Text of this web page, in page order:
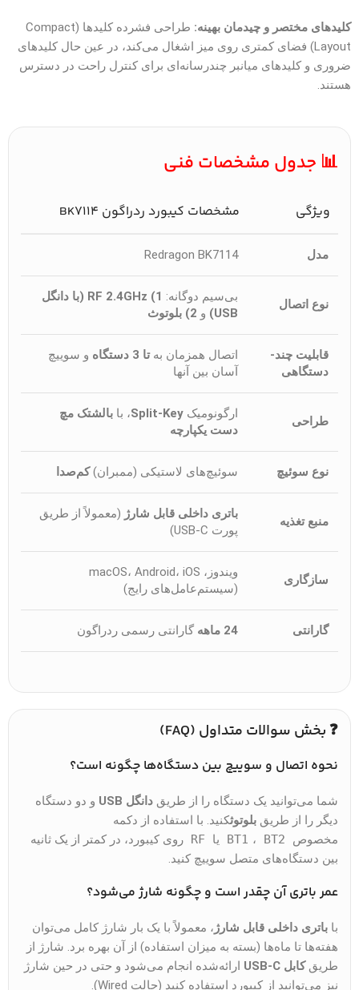
کلیدهای مختصر و چیدمان بهینه:
طراحی فشرده کلیدها (Compact
Layout) فضای کمتری روی میز اشغال می‌کند، در عین حال کلیدهای
ضروری و کلیدهای میانبر چندرسانه‌ای برای کنترل راحت در دسترس
هستند.
📊 جدول مشخصات فنی
ویژگی مشخصات کیبورد ردراگون BK7114
مدل Redragon BK7114
نوع اتصال
بی‌سیم دوگانه:
1) RF 2.4GHz (با دانگل
USB)
و 2) بلوتوث
قابلیت چند-
دستگاهی
اتصال همزمان بهتا 3 دستگاه
و سوییچ
آسان بین آنها
طراحی
ارگونومیک Split-Key، با بالشتک مچ
دست یکپارچه
نوع سوئیچ سوئیچ‌های لاستیکی (ممبران)کم‌صدا
منبع تغذیه
باتری داخلی قابل شارژ (معمولاً از طریق
پورت USB-C)
سازگاری
ویندوز، macOS، Android، iOS
(سیستم‌عامل‌های رایج)
گارانتی 24 ماهه گارانتی رسمی ردراگون
❓ بخش سوالات متداول (FAQ)
نحوه اتصال و سوییچ بین دستگاه‌ها چگونه است؟
شما می‌توانید یک دستگاه را از طریق دانگل USB
و دو دستگاه
دیگر را از طریق بلوتوثکنید. با استفاده از دکمه
مخصوص
BT1 ، BT2 یا RF روی کیبورد، در کمتر از یک ثانیه
بین دستگاه‌های متصل سوییچ کنید.
عمر باتری آن چقدر است و چگونه شارژ می‌شود؟
با باتری داخلی قابل شارژ ، معمولاً با یک بار شارژ کامل می‌توان
هفته‌ها تا ماه‌ها (بسته به میزان استفاده) از آن بهره برد. شارژ از
طریقکابل USB-C
ارائه‌شده انجام می‌شود و حتی در حین شارژ
نیز می‌توانید از کیبورد استفاده کنید (حالت Wired).